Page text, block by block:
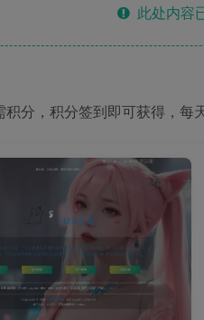
此处内容
积分，积分签到即可获得，每